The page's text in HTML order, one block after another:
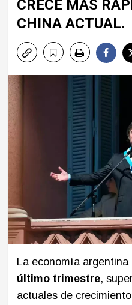
CRECE MÁS
CHINA ACTUAL.
La economía argentina
último trimestre,
actuales de